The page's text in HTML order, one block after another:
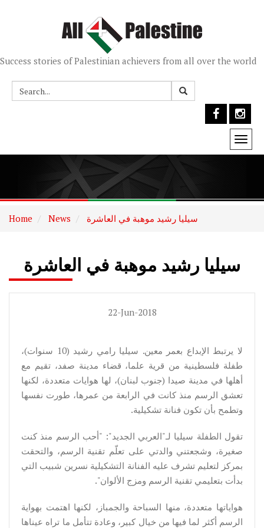
Success stories of Palestinian achievers from all over the world
Home News سيليا رشيد موهبة في العاشرة
سيليا رشيد موهبة في العاشرة
22-Jun-2018
لا يرتبط الإبداع بعمر معين. سيليا رامي رشيد (10 سنوات)،
طفلة فلسطينية من قرية علما، قضاء مدينة صفد، تقيم مع
أهلها في مدينة صيدا (جنوب لبنان)، لها هوايات متعددة، لكنها
تعشق الرسم منذ كانت في الرابعة من عمرها، طورت نفسها
وتطمح بأن تكون فنانة تشكيلية.
تقول الطفلة سيليا لـ"العربي الجديد": "أحب الرسم منذ كنت
صغيرة، وشجعتني والدتي على تعلّم تقنية الرسم، والتحقت
بمركز لتعليم تشرف عليه الفنانة التشكيلية نسرين شبيب التي
بدأت بتعليمي تقنية الرسم ومزج الألوان".
هواياتها متعددة، منها السباحة والجمباز، لكنها اهتمت بهواية
الرسم أكثر لما فيها من خيال كبير، وعادة تتأمل ما تراه عيناها